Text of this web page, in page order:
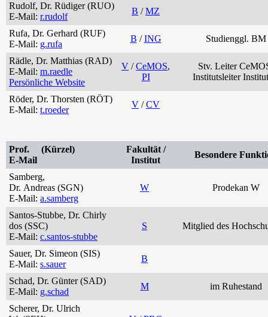
Rudolf, Dr. Rüdiger (RUO)
E-Mail: r.rudolf
B /MZ
Rufa, Dr. Gerhard (RUF)
E-Mail: g.rufa
B /ING Studienggl. BM
Rädle, Dr. Matthias (RAD)
E-Mail: m.raedle
Persönliche Website
V /CeMOS,
PI
Stv. Leiter
Institutsleiter
Röder, Dr. Thorsten (RÖT)
E-Mail: t.roeder
V /CV
Prof. (Kürzel)
E-Mail
Fakultät /
Institut
Besondere
Samberg,
Dr. Andreas (SGN)
E-Mail: a.samberg
W Prodekan W
Santos-Stubbe, Dr. Chirly
dos (SSC)
E-Mail: c.santos-stubbe
S Mitglied des
Sauer, Dr. Simeon (SIS)
E-Mail: s.sauer
B
Schad, Dr. Günter (SAD)
E-Mail: g.schad
M im Ruhestand
Scherer, Dr. Ulrich